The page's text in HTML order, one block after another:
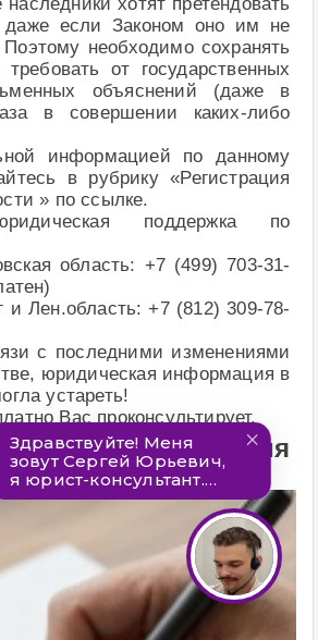
даже если Законом оно им не
необходимо сохранять
от государственных
объяснений (даже в
в совершении каких-либо
информацией по данному
в рубрику «Регистрация
» по ссылке.
поддержка по
область: +7 (499) 703-31-
и Лен.область: +7 (812) 309-78-
с последними изменениями
юридическая информация в
устареть!
Вас проконсультирует.
сроки оформления
на квартиру